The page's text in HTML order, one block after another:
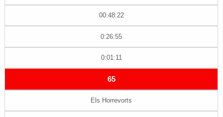
00:48:22
0:26:55
0:01:11
65
Els Horrevorts